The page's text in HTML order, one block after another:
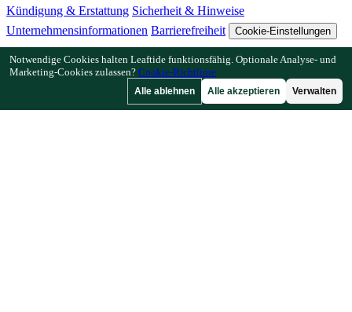
Kündigung & Erstattung Sicherheit & Hinweise
Unternehmensinformationen Barrierefreiheit Cookie-Einstellungen
Funktionen
Beetplaner-Anleitung Pflanzenbibliothek
Gartengalerie
Notwendige Cookies halten Leaftide funktionsfähig. Optionale Analyse- und
Marketing-Cookies zulassen? Cookie-Richtlinie
Alle ablehnen Alle akzeptieren Verwalten